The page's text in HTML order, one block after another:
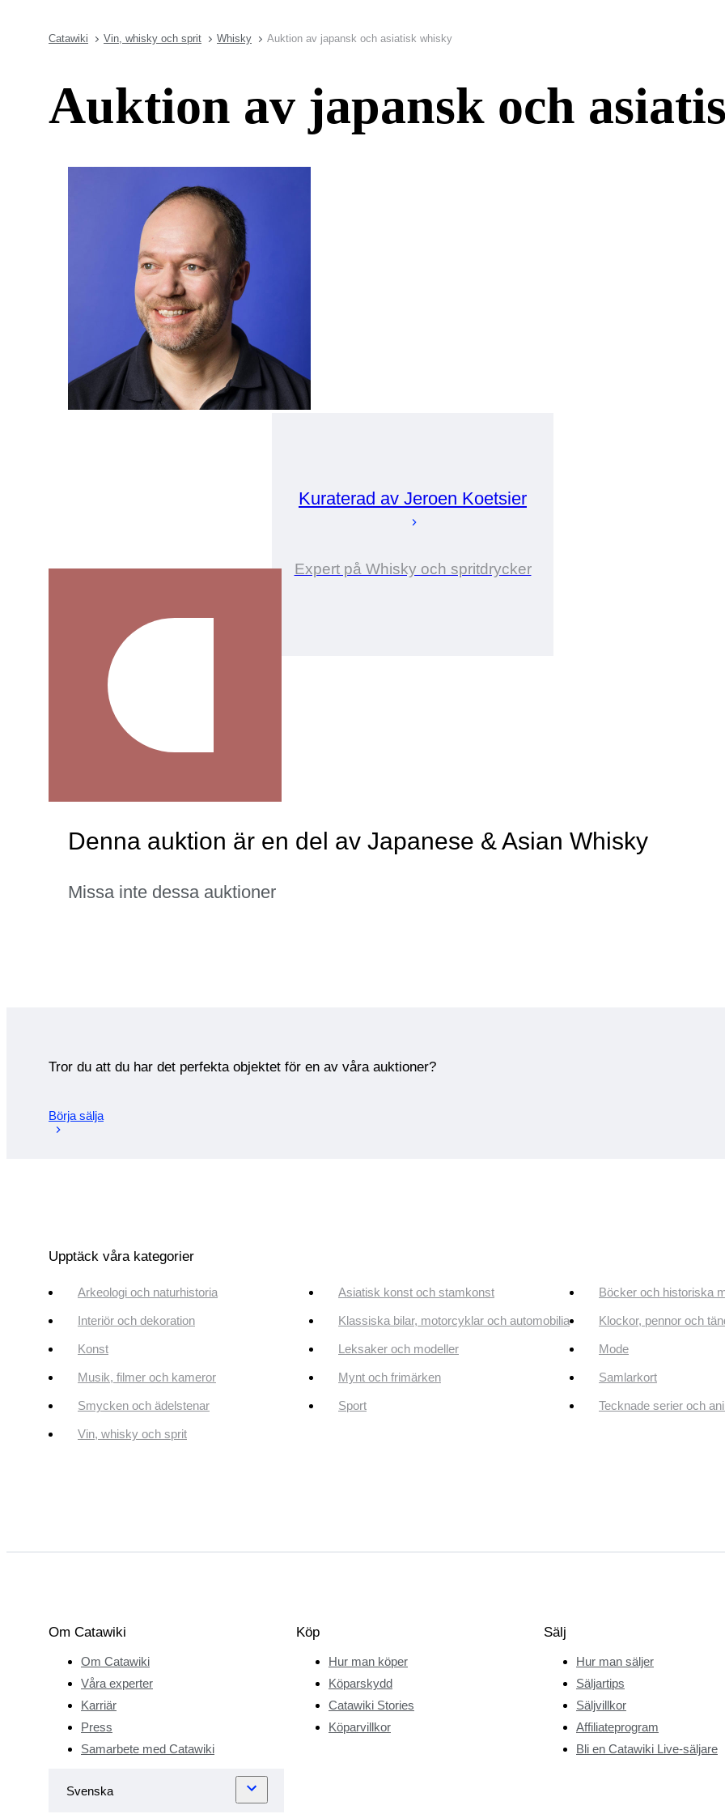
Catawiki Vin, whisky och sprit Whisky Auktion av japansk och asiatisk whisky
Auktion av japansk och
Kuraterad av Jeroen Koetsier
Expert på Whisky och spritdrycker
Denna auktion är en del av Japanese & Asian Whisky
Missa inte dessa auktioner
Tror du att du har det perfekta objektet för en av våra auktioner?
Börja sälja
Upptäck våra kategorier
Arkeologi och naturhistoria Asiatisk konst och stamkonst Böcker och historiska
Interiör och dekoration Klassiska bilar, motorcyklar och automobilia Klockor, pennor och
Konst Leksaker och modeller Mode
Musik, filmer och kameror Mynt och frimärken Samlarkort
Smycken och ädelstenar Sport Tecknade serier och
Vin, whisky och sprit
Om Catawiki
Om Catawiki
Våra experter
Karriär
Press
Samarbete med Catawiki
Köp
Hur man köper
Köparskydd
Catawiki Stories
Köparvillkor
Sälj
Hur man säljer
Säljartips
Säljvillkor
Affiliateprogram
Bli en Catawiki Live-säljare